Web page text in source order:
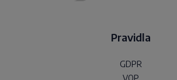
Pravidla
GDPR
VOP